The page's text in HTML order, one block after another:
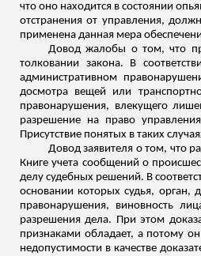
что оно находится в состоянии
отстранения от управления,
применена данная мера
Довод жалобы о том, что
толковании закона. В
административном
досмотра вещей или
правонарушения, влекущего
разрешение на право
Присутствие понятых в таких
Довод заявителя о том, что
Книге учета сообщений о
делу судебных решений. В
основании которых судья, орган,
правонарушения, виновность
разрешения дела. При этом
признаками обладает, а потому
недопустимости в качестве